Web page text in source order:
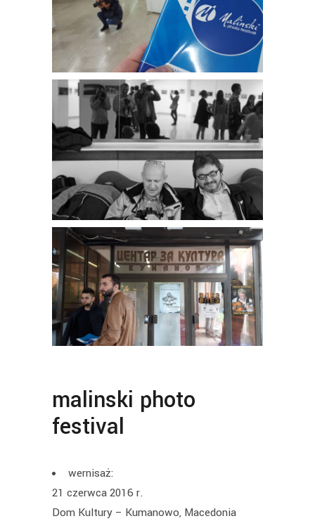
malinski photo
festival
wernisaż:
21 czerwca 2016 r.
Dom Kultury – Kumanowo, Macedonia